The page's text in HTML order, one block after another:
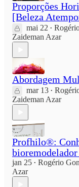
Proporções
[Beleza
mai 22 •
Zaideman Azar
Abordagem
mar 13 •
Zaideman Azar
Profhilo®:
jan 25 • Rogério
Azar